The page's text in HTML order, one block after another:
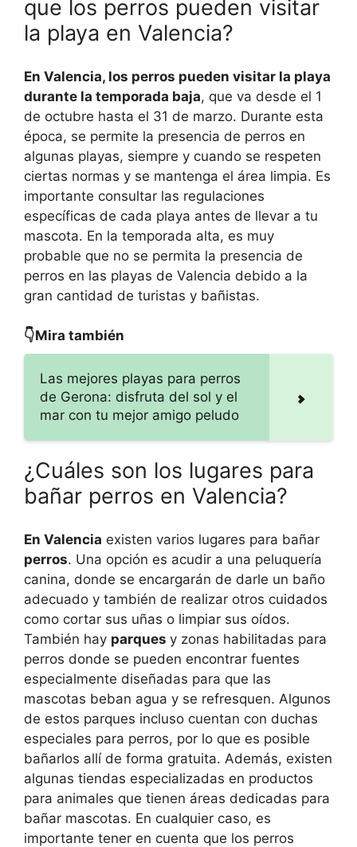
que los perros pueden visitar
la playa en Valencia?
En Valencia, los perros pueden visitar la playa
durante la temporada baja, que va desde el 1
de octubre hasta el 31 de marzo. Durante esta
época, se permite la presencia de perros en
algunas playas, siempre y cuando se respeten
ciertas normas y se mantenga el área limpia. Es
importante consultar las regulaciones
específicas de cada playa antes de llevar a tu
mascota. En la temporada alta, es muy
probable que no se permita la presencia de
perros en las playas de Valencia debido a la
gran cantidad de turistas y bañistas.
👇Mira también
Las mejores playas para perros
de Gerona: disfruta del sol y el
mar con tu mejor amigo peludo
¿Cuáles son los lugares para
bañar perros en Valencia?
En Valencia existen varios lugares para bañar
perros. Una opción es acudir a una peluquería
canina, donde se encargarán de darle un baño
adecuado y también de realizar otros cuidados
como cortar sus uñas o limpiar sus oídos.
También hay parques y zonas habilitadas para
perros donde se pueden encontrar fuentes
especialmente diseñadas para que las
mascotas beban agua y se refresquen. Algunos
de estos parques incluso cuentan con duchas
especiales para perros, por lo que es posible
bañarlos allí de forma gratuita. Además, existen
algunas tiendas especializadas en productos
para animales que tienen áreas dedicadas para
bañar mascotas. En cualquier caso, es
importante tener en cuenta que los perros